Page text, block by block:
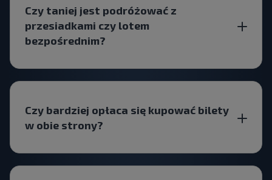
Czy taniej jest podróżować z
przesiadkami czy lotem
bezpośrednim?
Czy bardziej opłaca się kupować bilety
w obie strony?